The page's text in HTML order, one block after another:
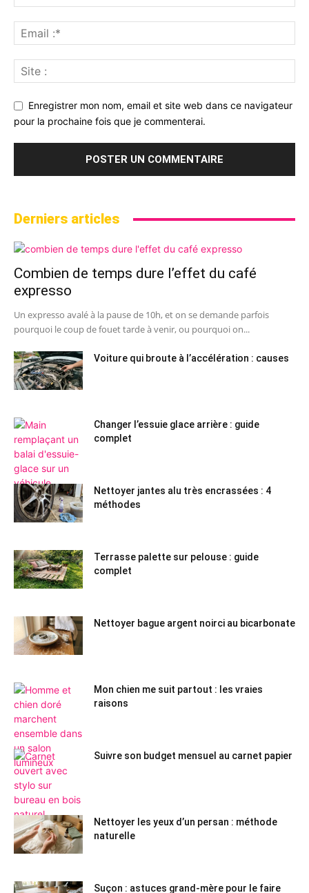
Enregistrer mon nom, email et site web dans ce navigateur
pour la prochaine fois que je commenterai.
Derniers articles
Combien de temps dure l’effet du café
expresso
Un expresso avalé à la pause de 10h, et on se demande parfois
pourquoi le coup de fouet tarde à venir, ou pourquoi on...
Voiture qui broute à l’accélération : causes
Changer l’essuie glace arrière : guide
complet
Nettoyer jantes alu très encrassées : 4
méthodes
Terrasse palette sur pelouse : guide
complet
Nettoyer bague argent noirci au bicarbonate
Mon chien me suit partout : les vraies
raisons
Suivre son budget mensuel au carnet papier
Nettoyer les yeux d’un persan : méthode
naturelle
Suçon : astuces grand-mère pour le faire